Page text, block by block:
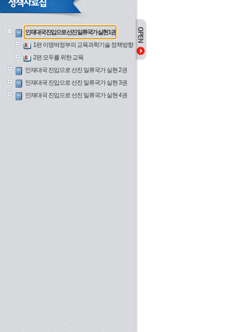
인재대국 진입으로 선진 일류국가 실현 1권
1편 이명박정부의 교육과학기술 정책방향
2편 모두를 위한 교육
인재대국 진입으로 선진 일류국가 실현 2권
인재대국 진입으로 선진 일류국가 실현 3권
인재대국 진입으로 선진 일류국가 실현 4권